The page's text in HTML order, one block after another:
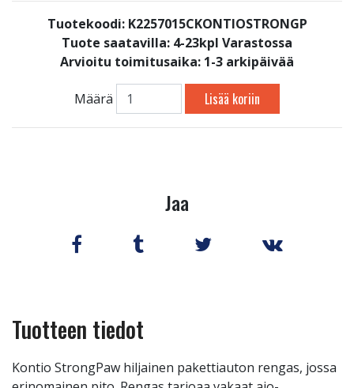
Tuotekoodi: K2257015CKONTIOSTRONGP
Tuote saatavilla: 4-23kpl Varastossa
Arvioitu toimitusaika: 1-3 arkipäivää
Määrä Lisää koriin
Jaa
Tuotteen tiedot
Kontio StrongPaw hiljainen pakettiauton rengas, jossa